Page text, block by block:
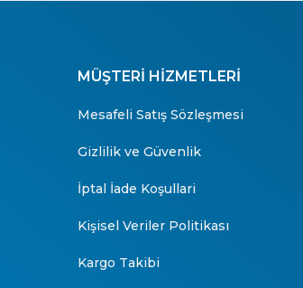
MÜŞTERİ HİZMETLERİ
Mesafeli Satış Sözleşmesi
Gizlilik ve Güvenlik
İptal İade Koşullari
Kişisel Veriler Politikası
Kargo Takibi